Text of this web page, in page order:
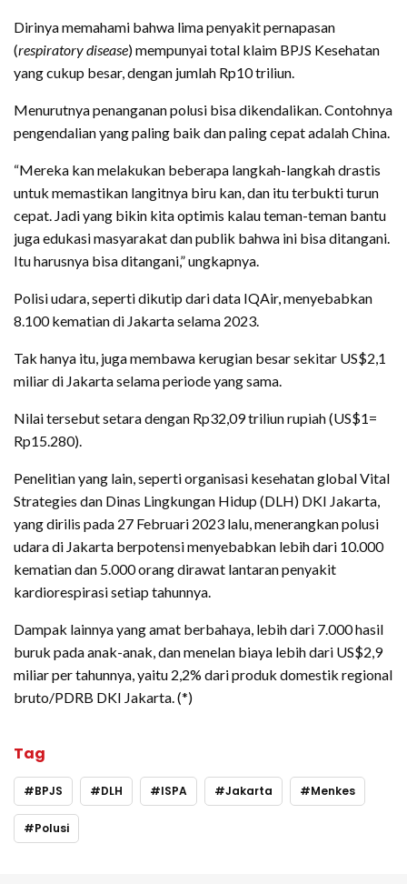
Dirinya memahami bahwa lima penyakit pernapasan
(respiratory disease) mempunyai total klaim BPJS Kesehatan
yang cukup besar, dengan jumlah Rp10 triliun.
Menurutnya penanganan polusi bisa dikendalikan. Contohnya
pengendalian yang paling baik dan paling cepat adalah China.
“Mereka kan melakukan beberapa langkah-langkah drastis
untuk memastikan langitnya biru kan, dan itu terbukti turun
cepat. Jadi yang bikin kita optimis kalau teman-teman bantu
juga edukasi masyarakat dan publik bahwa ini bisa ditangani.
Itu harusnya bisa ditangani,” ungkapnya.
Polisi udara, seperti dikutip dari data IQAir, menyebabkan
8.100 kematian di Jakarta selama 2023.
Tak hanya itu, juga membawa kerugian besar sekitar US$2,1
miliar di Jakarta selama periode yang sama.
Nilai tersebut setara dengan Rp32,09 triliun rupiah (US$1=
Rp15.280).
Penelitian yang lain, seperti organisasi kesehatan global Vital
Strategies dan Dinas Lingkungan Hidup (DLH) DKI Jakarta,
yang dirilis pada 27 Februari 2023 lalu, menerangkan polusi
udara di Jakarta berpotensi menyebabkan lebih dari 10.000
kematian dan 5.000 orang dirawat lantaran penyakit
kardiorespirasi setiap tahunnya.
Dampak lainnya yang amat berbahaya, lebih dari 7.000 hasil
buruk pada anak-anak, dan menelan biaya lebih dari US$2,9
miliar per tahunnya, yaitu 2,2% dari produk domestik regional
bruto/PDRB DKI Jakarta. (*)
Tag
BPJS DLH ISPA Jakarta Menkes
Polusi